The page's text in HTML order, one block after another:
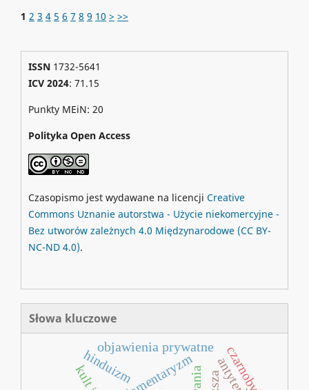
1 2 3 4 5 6 7 8 9 10 > >>
ISSN1732-5641
ICV 2024: 71.15
Punkty MEiN: 20
Polityka Open Access
Czasopismo jest wydawane na licencji Creative
Commons Uznanie autorstwa - Użycie niekomercyjne -
Bez utworów zależnych 4.0 Międzynarodowe (CC BY-
NC-ND 4.0).
Słowa kluczowe
hinduizm czarnobyl
objawienia prywatne